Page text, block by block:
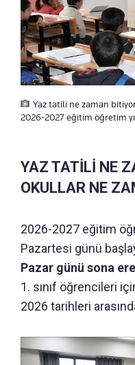
Yaz tatili ne zaman
2026-2027 eğitim öğretim
YAZ TATİLİ NE
OKULLAR NE
2026-2027 eğitim
Pazartesi günü
Pazar günü sona
1. sınıf öğrencileri
2026 tarihleri